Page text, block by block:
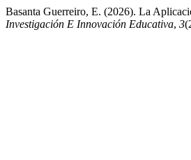
Basanta Guerreiro, E. (2026). La
Investigación E Innovación Educativa, 3